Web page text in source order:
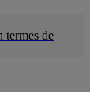
termes de